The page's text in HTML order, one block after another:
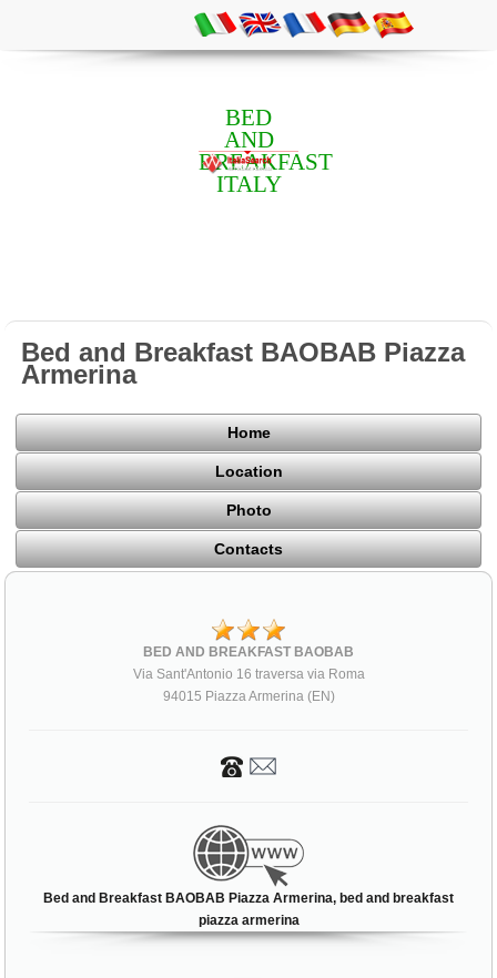
BED
AND
BREAKFAST
ITALY
Bed and Breakfast BAOBAB Piazza
Armerina
Home
Location
Photo
Contacts
BED AND BREAKFAST BAOBAB
Via Sant'Antonio 16 traversa via Roma
94015 Piazza Armerina (EN)
Bed and Breakfast BAOBAB Piazza Armerina, bed and breakfast
piazza armerina